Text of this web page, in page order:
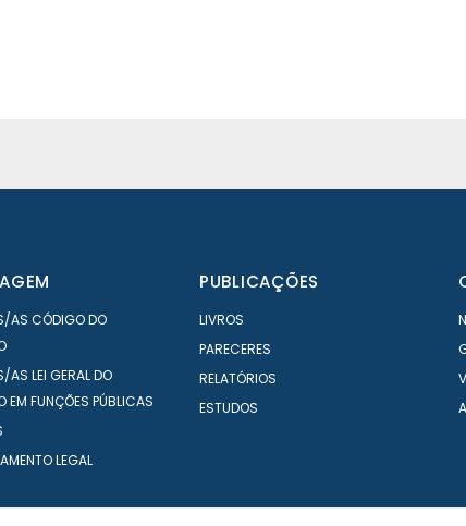
AS CÓDIGO DO
AS LEI GERAL DO
EM FUNÇÕES PÚBLICAS
LEGAL
PUBLICAÇÕES
LIVROS
PARECERES
RELATÓRIOS
ESTUDOS